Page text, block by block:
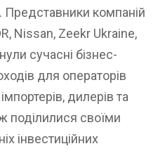
Представники компаній
Nissan, Zeekr Ukraine,
сучасні бізнес-
для операторів
дилерів та
поділилися своїми
інвестиційних